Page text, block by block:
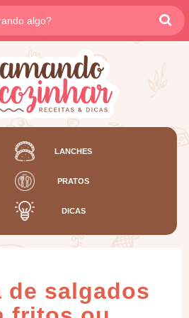
LANCHES
PRATOS
DICAS
de salgados